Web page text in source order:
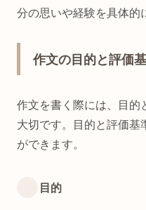
分の思いや経験を具体的
作文の目的と評価
作文を書く際には、目的
大切です。目的と評価基
ができます。
目的